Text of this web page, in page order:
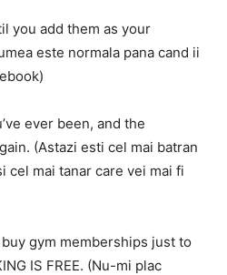
you add them as your
este normala pana cand ii
ever been, and the
(Astazi esti cel mai batran
cel mai tanar care vei mai fi
gym memberships just to
IS FREE. (Nu-mi plac